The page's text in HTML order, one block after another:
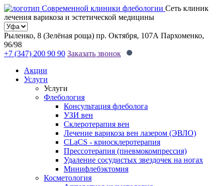
Сеть клиник
лечения варикоза и эстетической медицины
Рыленко, 8 (Зелёная роща) пр. Октября, 107А Пархоменко,
96/98
+7 (347) 200 90 90 Заказать звонок
Акции
Услуги
Услуги
Флебология
Консультация флеболога
УЗИ вен
Склеротерапия вен
Лечение варикоза вен лазером (ЭВЛО)
CLaCS - криосклеротерапия
Прессотерапия (пневмокомпрессия)
Удаление сосудистых звездочек на ногах
Минифлебэктомия
Косметология